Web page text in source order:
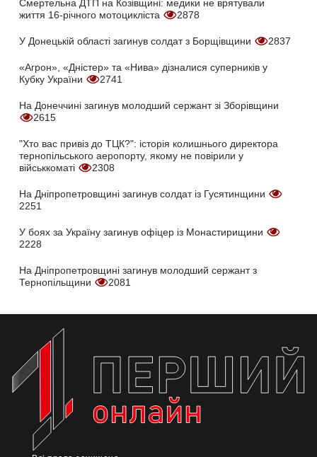
Смертельна ДТП на Козівщині: медики не врятували
життя 16-річного мотоцикліста
2878
У Донецькій області загинув солдат з Борщівщини 2837
«Агрон», «Дністер» та «Нива» дізналися суперників у
Кубку України
2741
На Донеччині загинув молодший сержант зі Зборівщини
2615
"Хто вас привіз до ТЦК?": історія колишнього директора
тернопільського аеропорту, якому не повірили у
військкоматі
2308
На Дніпропетровщині загинув солдат із Гусятинщини
2251
У боях за Україну загинув офіцер із Монастирищини
2228
На Дніпропетровщині загинув молодший сержант з
Тернопільщини
2081